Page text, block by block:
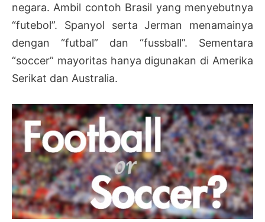
negara. Ambil contoh Brasil yang menyebutnya
“futebol”. Spanyol serta Jerman menamainya
dengan “futbal” dan “fussball”. Sementara
“soccer” mayoritas hanya digunakan di Amerika
Serikat dan Australia.